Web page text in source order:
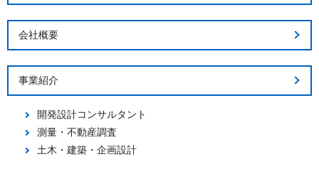
会社概要
事業紹介
開発設計コンサルタント
測量・不動産調査
土木・建築・企画設計